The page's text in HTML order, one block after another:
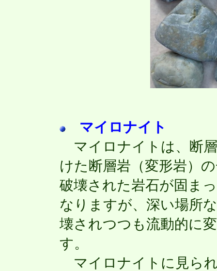
マイロナイト
マイロナイトは、断
けた断層岩（変形岩）
破壊された岩石が固ま
なりますが、深い場所
壊されつつも流動的に
す。
マイロナイトに見ら